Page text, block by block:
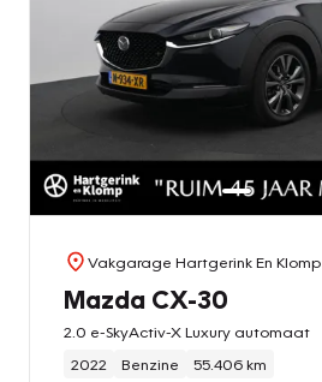
Vakgarage Hartgerink En Klomp
Mazda CX-30
2.0 e-SkyActiv-X Luxury automaat
2022
Benzine 55.406 km